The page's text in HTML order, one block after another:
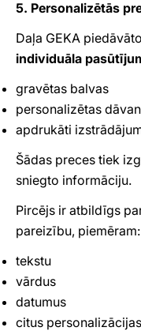
5. Personalizētās
Daļa GEKA
individuāla
gravētas balvas
personalizētas
apdrukāti
Šādas preces tiek
sniegto informāciju.
Pircējs ir atbildīgs
pareizību, piemēram:
tekstu
vārdus
datumus
citus